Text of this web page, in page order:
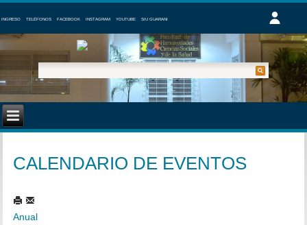
INGRESO TELÉFONOS FACEBOOK INSTAGRAM YOUTUBE SIU GUARANI
CALENDARIO DE EVENTOS
Anual